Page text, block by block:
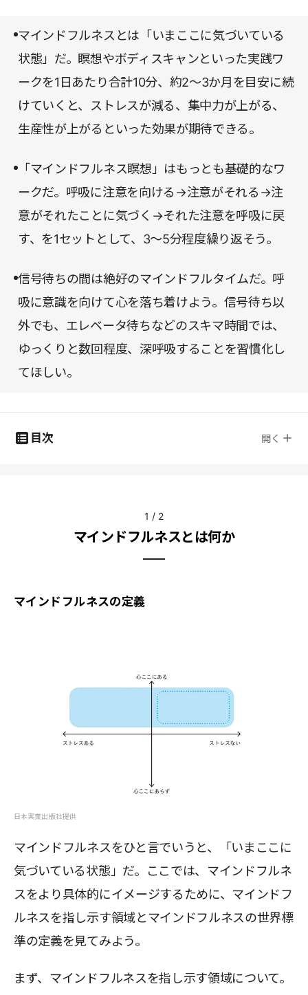
に」というシーンに合った実践ワークが合計48事
例も示されており、あれもこれも試してみたくな
る。
マインドフルネスとは「いまここに気づいている
状態」だ。瞑想やボディスキャンといった実践ワ
ークを1日あたり合計10分、約2～3か月を目安に続
けていくと、ストレスが減る、集中力が上がる、
生産性が上がるといった効果が期待できる。
「マインドフルネス瞑想」はもっとも基礎的なワ
ークだ。呼吸に注意を向ける→注意がそれる→注
意がそれたことに気づく→それた注意を呼吸に戻
す、を1セットとして、3～5分程度繰り返そう。
信号待ちの間は絶好のマインドフルタイムだ。呼
吸に意識を向けて心を落ち着けよう。信号待ち以
外でも、エレベータ待ちなどのスキマ時間では、
ゆっくりと数回程度、深呼吸することを習慣化し
てほしい。
目次 開く
1 / 2
マインドフルネスとは何か
マインドフルネスの定義
日本実業出版社提供
マインドフルネスをひと言でいうと、「いまここに
気づいている状態」だ。ここでは、マインドフルネ
スをより具体的にイメージするために、マインドフ
ルネスを指し示す領域とマインドフルネスの世界標
準の定義を見てみよう。
まず、マインドフルネスを指し示す領域について。